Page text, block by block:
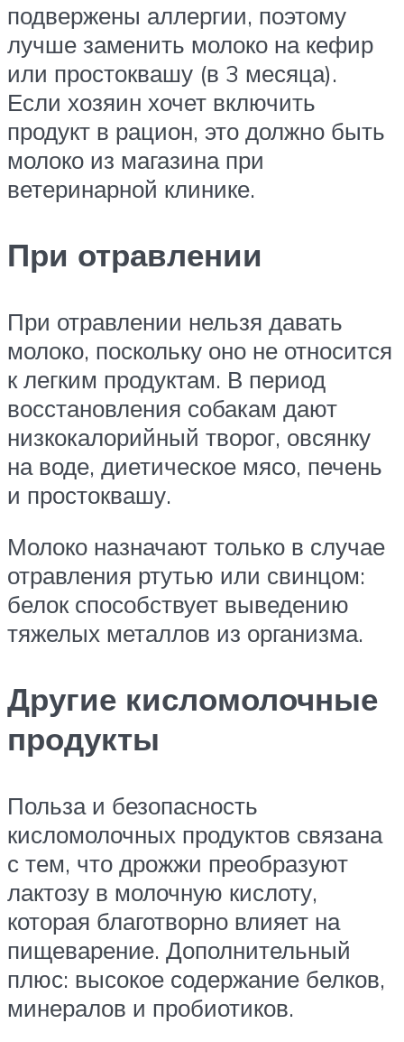
подвержены аллергии, поэтому
лучше заменить молоко на кефир
или простоквашу (в 3 месяца).
Если хозяин хочет включить
продукт в рацион, это должно быть
молоко из магазина при
ветеринарной клинике.
При отравлении
При отравлении нельзя давать
молоко, поскольку оно не относится
к легким продуктам. В период
восстановления собакам дают
низкокалорийный творог, овсянку
на воде, диетическое мясо, печень
и простоквашу.
Молоко назначают только в случае
отравления ртутью или свинцом:
белок способствует выведению
тяжелых металлов из организма.
Другие кисломолочные
продукты
Польза и безопасность
кисломолочных продуктов связана
с тем, что дрожжи преобразуют
лактозу в молочную кислоту,
которая благотворно влияет на
пищеварение. Дополнительный
плюс: высокое содержание белков,
минералов и пробиотиков.